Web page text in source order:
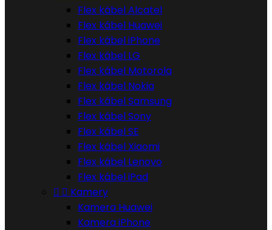
Flex kábel Alcatel
Flex kábel Huawei
Flex kábel iPhone
Flex kábel LG
Flex kábel Motorola
Flex kábel Nokia
Flex kábel Samsung
Flex kábel Sony
Flex kábel SE
Flex kábel Xiaomi
Flex kábel Lenovo
Flex kábel iPad
  Kamery
Kamera Huawei
Kamera iPhone